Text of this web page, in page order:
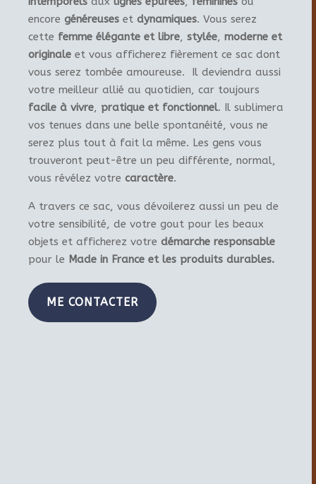
encore généreuses et dynamiques. Vous serez
cette femme élégante et libre, stylée, moderne et
originale et vous afficherez fièrement ce sac dont
vous serez tombée amoureuse. Il deviendra aussi
votre meilleur allié au quotidien, car toujours
facile à vivre, pratique et fonctionnel. Il sublimera
vos tenues dans une belle spontanéité, vous ne
serez plus tout à fait la même. Les gens vous
trouveront peut-être un peu différente, normal,
vous révélez votre caractère.
A travers ce sac, vous dévoilerez aussi un peu de
votre sensibilité, de votre gout pour les beaux
objets et afficherez votre démarche responsable
pour le Made in France et les produits durables.
ME CONTACTER